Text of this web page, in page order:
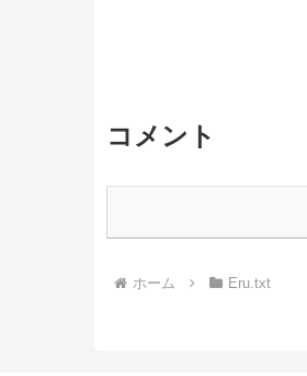
コメント
ホーム Eru.txt